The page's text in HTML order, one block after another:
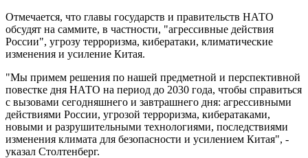
Отмечается, что главы государств и правительств НАТО
обсудят на саммите, в частности, "агрессивные действия
России", угрозу терроризма, кибератаки, климатические
изменения и усиление Китая.
"Мы примем решения по нашей предметной и перспективной
повестке дня НАТО на период до 2030 года, чтобы справиться
с вызовами сегодняшнего и завтрашнего дня: агрессивными
действиями России, угрозой терроризма, кибератаками,
новыми и разрушительными технологиями, последствиями
изменения климата для безопасности и усилением Китая", -
указал Столтенберг.